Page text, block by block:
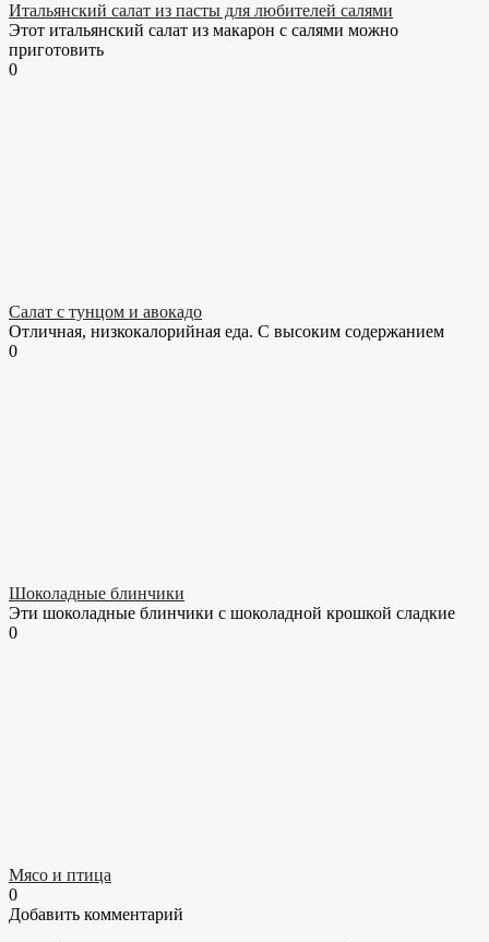
Итальянский салат из пасты для любителей салями
Этот итальянский салат из макарон с салями можно
приготовить
0
Салат с тунцом и авокадо
Отличная, низкокалорийная еда. С высоким содержанием
0
Шоколадные блинчики
Эти шоколадные блинчики с шоколадной крошкой сладкие
0
Мясо и птица
0
Добавить комментарий